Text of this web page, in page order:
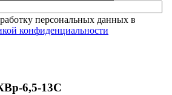
персональных данных в
конфиденциальности
6,5-13С